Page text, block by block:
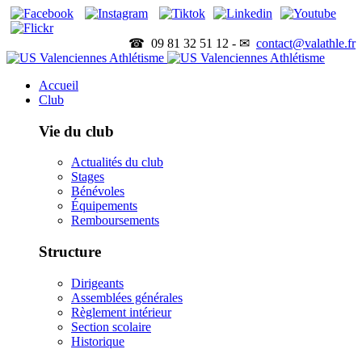
☎ 09 81 32 51 12 - ✉ contact@valathle.fr
Accueil
Club
Vie du club
Actualités du club
Stages
Bénévoles
Équipements
Remboursements
Structure
Dirigeants
Assemblées générales
Règlement intérieur
Section scolaire
Historique